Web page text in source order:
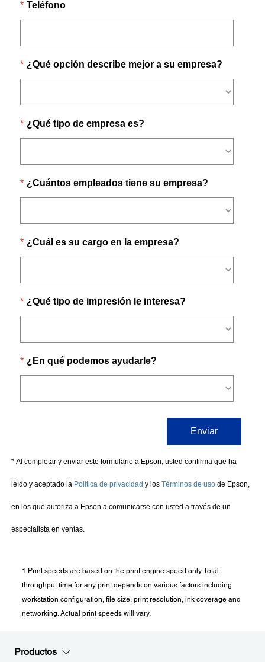
1 Print speeds are based on the print engine speed only. Total
throughput time for any print depends on various factors including
workstation configuration, file size, print resolution, ink coverage and
networking. Actual print speeds will vary.
Productos